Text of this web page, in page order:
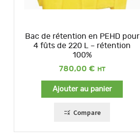
Bac de rétention en PEHD pour
4 fûts de 220 L – rétention
100%
780,00 €
Ajouter au panier
Compare